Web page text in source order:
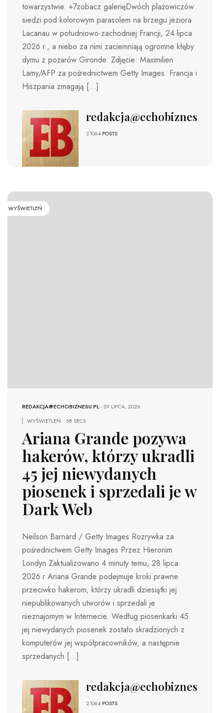
towarzystwie. +7zobacz galerięDwóch plażowiczów
siedzi pod kolorowym parasolem na brzegu jeziora
Lacanau w południowo-zachodniej Francji, 24 lipca
2026 r., a niebo za nimi zaciemniają ogromne kłęby
dymu z pożarów Gironde. Zdjęcie: Maximilien
Lamy/AFP za pośrednictwem Getty Images. Francja i
Hiszpania zmagają […]
redakcja@echobiznesu.pl
21064 POSTS
WYŚWIETLEŃ
REDAKCJA@ECHOBIZNESU.PL-29 LIPCA, 2026
WYŚWIETLEŃ
58 SECS
Ariana Grande pozywa
hakerów, którzy ukradli
45 jej niewydanych
piosenek i sprzedali je w
Dark Web
Neilson Barnard / Getty Images Rozrywka za
pośrednictwem Getty Images Przez Hieronim
Londyn Zaktualizowano 4 minuty temu, 28 lipca
2026 r Ariana Grande podejmuje kroki prawne
przeciwko hakerom, którzy ukradli dziesiątki jej
niepublikowanych utworów i sprzedali je
nieznajomym w Internecie. Według piosenkarki 45
jej niewydanych piosenek zostało skradzionych z
komputerów jej współpracowników, a następnie
sprzedanych […]
redakcja@echobiznesu.pl
21064 POSTS